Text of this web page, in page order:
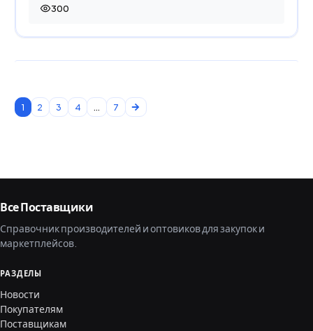
300
300 просмотров
1 2 3 4 ... 7
Все Поставщики
Справочник производителей и оптовиков для закупок и
маркетплейсов.
РАЗДЕЛЫ
Новости
Покупателям
Поставщикам